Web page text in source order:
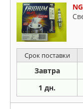
Срок поставки
Завтра
1 дн.